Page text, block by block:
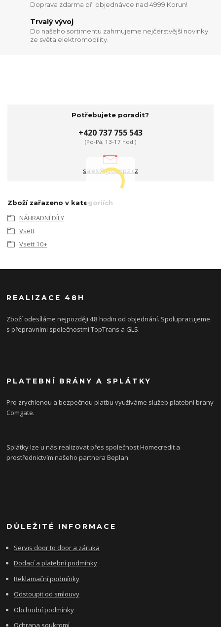
Doprava zdarma při objednávce nad 4999 Korun!
Trvalý vývoj
Do našeho sortimentu zahrnujeme nejčerstvější novinky
ze světa elektromobility.
Potřebujete poradit?
+420 737 755 543
(Po-Pá, 13-17 hod.)
sales@grouppz.cz
Zboží zařazeno v kategoriích
NÁHRADNÍ DÍLY
Vsett
Vsett 10+
REALIZACE 48H
Zboží odesíláme nejpozději 48 hodin od objednání. Spolupracujeme
s přepravními společnostmi TopTrans a GLS.
PLATEBNÍ BRÁNY A SPLÁTKY
Pro zrychlenou a bezpečnou platbu využíváme služeb platební brany
Comgate.
Splátky lze u nás realizovat přes společnost Homecredit a
prostřednictvím našeho partnera Beplan.
DŮLEŽITÉ INFORMACE
Servis door to door a záruka
Dodací a platební podmínky
Reklamační podmínky
Odstoupit od smlouvy
Obchodní podmínky
Ochrana soukromí